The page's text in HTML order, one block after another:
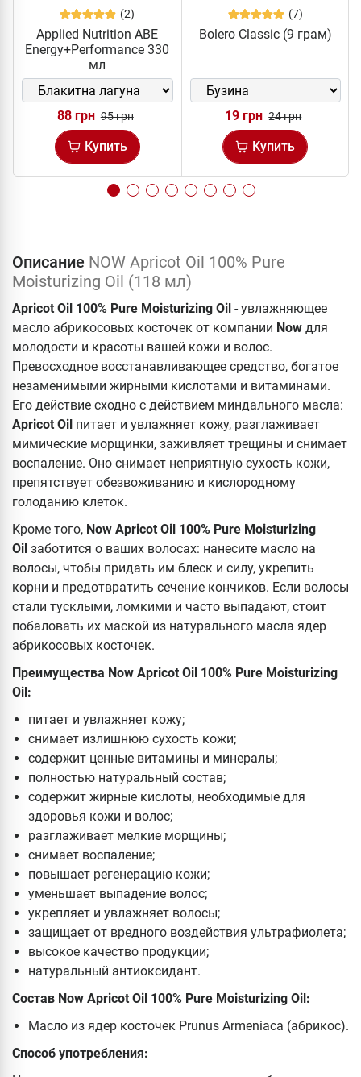
(2)
Applied Nutrition ABE
Energy+Performance 330
мл
88 грн 95 грн
Купить
(7)
Bolero Classic (9 грам)
19 грн 24 грн
Купить
Описание NOW Apricot Oil 100% Pure
Moisturizing Oil (118 мл)
Apricot Oil 100% Pure Moisturizing Oil - увлажняющее
масло абрикосовых косточек от компании Now для
молодости и красоты вашей кожи и волос.
Превосходное восстанавливающее средство, богатое
незаменимыми жирными кислотами и витаминами.
Его действие сходно с действием миндального масла:
Apricot Oil питает и увлажняет кожу, разглаживает
мимические морщинки, заживляет трещины и снимает
воспаление. Оно снимает неприятную сухость кожи,
препятствует обезвоживанию и кислородному
голоданию клеток.
Кроме того, Now Apricot Oil 100% Pure Moisturizing
Oil заботится о ваших волосах: нанесите масло на
волосы, чтобы придать им блеск и силу, укрепить
корни и предотвратить сечение кончиков. Если волосы
стали тусклыми, ломкими и часто выпадают, стоит
побаловать их маской из натурального масла ядер
абрикосовых косточек.
Преимущества Now Apricot Oil 100% Pure Moisturizing
Oil:
питает и увлажняет кожу;
снимает излишнюю сухость кожи;
содержит ценные витамины и минералы;
полностью натуральный состав;
содержит жирные кислоты, необходимые для
здоровья кожи и волос;
разглаживает мелкие морщины;
снимает воспаление;
повышает регенерацию кожи;
уменьшает выпадение волос;
укрепляет и увлажняет волосы;
защищает от вредного воздействия ультрафиолета;
высокое качество продукции;
натуральный антиоксидант.
Состав Now Apricot Oil 100% Pure Moisturizing Oil:
Масло из ядер косточек Prunus Armeniaca (абрикос).
Способ употребления: